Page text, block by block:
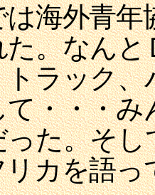
海外青年
。なんと
ラック、
・・・
た。そ
カを語っ